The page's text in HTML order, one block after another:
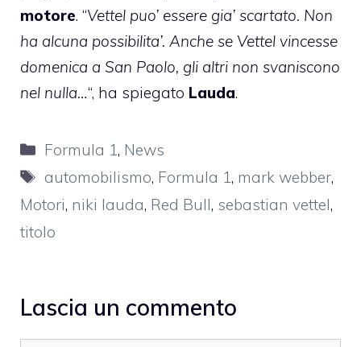
motore. “Vettel puo’ essere gia’ scartato. Non
ha alcuna possibilita’. Anche se Vettel vincesse
domenica a San Paolo, gli altri non svaniscono
nel nulla…“, ha spiegato Lauda.
Categorie
Formula 1, News
Tag
automobilismo, Formula 1, mark webber,
Motori, niki lauda, Red Bull, sebastian vettel,
titolo
Lascia un commento